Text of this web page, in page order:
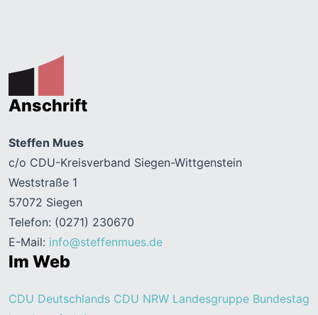
Anschrift
Steffen Mues
c/o CDU-Kreisverband Siegen-Wittgenstein
Weststraße 1
57072 Siegen
Telefon: (0271) 230670
E-Mail: info@steffenmues.de
Im Web
CDU Deutschlands CDU NRW Landesgruppe Bundestag